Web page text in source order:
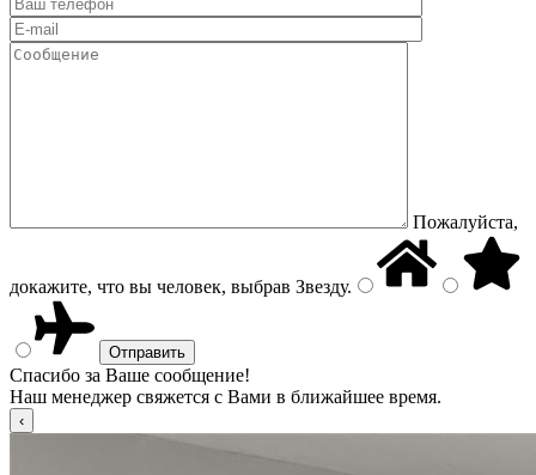
Пожалуйста,
докажите, что вы человек, выбрав Звезду.
Спасибо за Ваше сообщение!
Наш менеджер свяжется с Вами в ближайшее время.